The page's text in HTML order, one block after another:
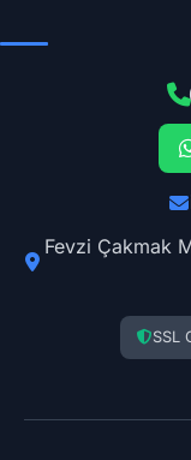
Fevzi Çakmak
SSL